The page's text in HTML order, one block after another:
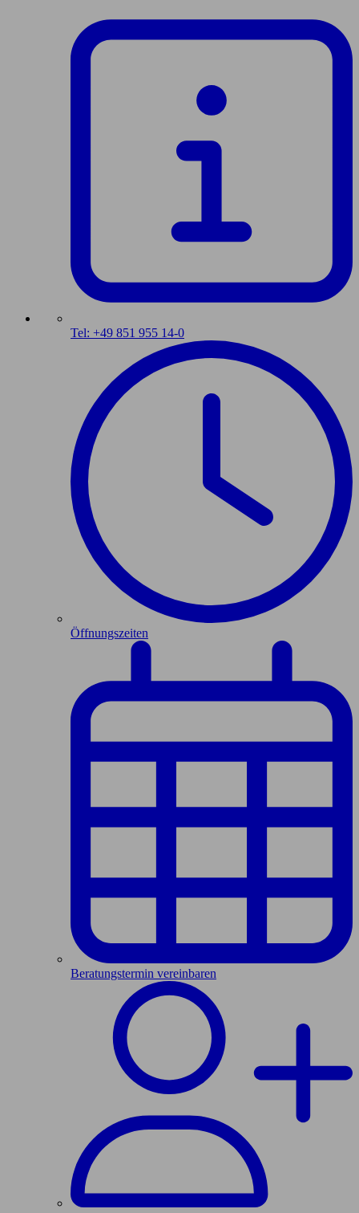
Tel: +49 851 955 14-0
Öffnungszeiten
Beratungstermin vereinbaren